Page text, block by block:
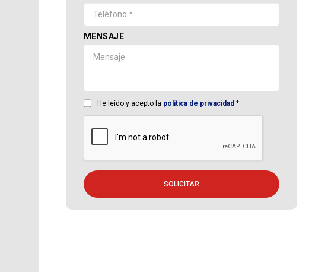
MENSAJE
He leído y acepto la política de privacidad *
SOLICITAR